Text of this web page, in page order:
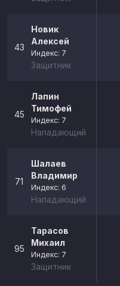
43
Новик
Алексей
Индекс: 7
Защитник
45
Лапин
Тимофей
Индекс: 7
Нападающий
71
Шалаев
Владимир
Индекс: 6
Нападающий
95
Тарасов
Михаил
Индекс: 7
Защитник